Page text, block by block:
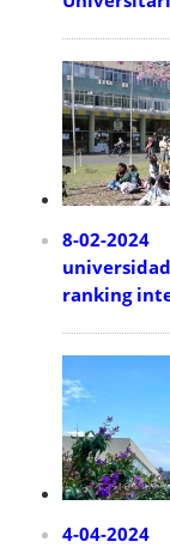
8-02-2024
ranking
4-04-2024